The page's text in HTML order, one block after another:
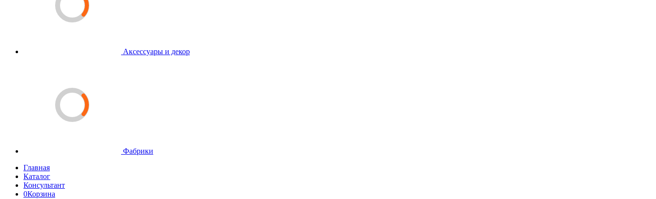
Аксессуары и декор
Фабрики
Главная
Каталог
Консультант
0Корзина